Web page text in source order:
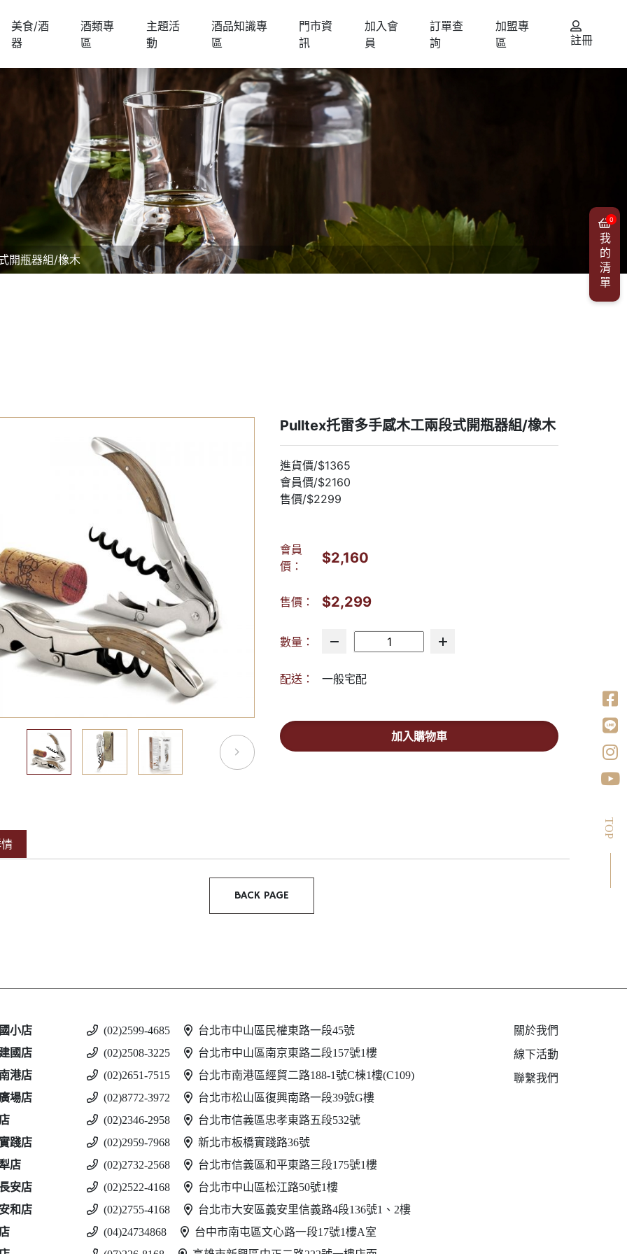
美食/酒
器
酒類專
區
主題活
動
酒品知識專
區
門市資
訊
加入會
員
訂單查
詢
加盟專
區
註冊
我的清單
0
開瓶器組/橡木
Pulltex托雷多手感木工兩段式開瓶器組/橡木
進貨價/$1365
會員價/$2160
售價/$2299
會員
價：
$2,160
售價： $2,299
數量：
配送： 一般宅配
加入購物車
BACK PAGE
TOP
小店 (02)2599-4685
台北市中山區民權東路一段45號
國店
(02)2508-3225
台北市中山區南京東路二段157號1樓
港店
(02)2651-7515
台北市南港區經貿二路188-1號C棟1樓(C109)
場店
(02)8772-3972
台北市松山區復興南路一段39號G樓
(02)2346-2958
台北市信義區忠孝東路五段532號
踐店
(02)2959-7968
新北市板橋實踐路36號
店
(02)2732-2568
台北市信義區和平東路三段175號1樓
安店
(02)2522-4168
台北市中山區松江路50號1樓
和店
(02)2755-4168
台北市大安區義安里信義路4段136號1、2樓
(04)24734868
台中市南屯區文心路一段17號1樓A室
關於我們
線下活動
聯繫我們